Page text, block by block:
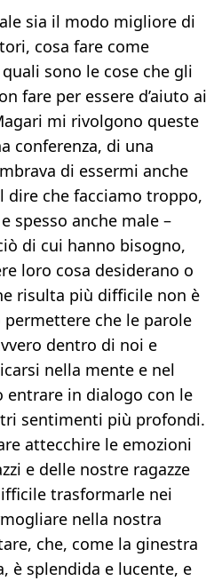
sia il modo migliore di
cosa fare come
sono le cose che gli
fare per essere d’aiuto ai
mi rivolgono queste
conferenza, di una
di essermi anche
che facciamo troppo,
spesso anche male –
di cui hanno bisogno,
loro cosa desiderano o
risulta più difficile non è
che le parole
dentro di noi e
nella mente e nel
entrare in dialogo con le
sentimenti più profondi.
attecchire le emozioni
e delle nostre ragazze
trasformarle nei
nella nostra
che, come la ginestra
è splendida e lucente, e